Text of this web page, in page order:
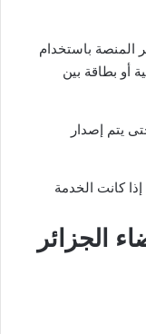
المنصة باستخدام
أو بطاقة بين
يتم إصدار
كانت الخدمة
الجزائر